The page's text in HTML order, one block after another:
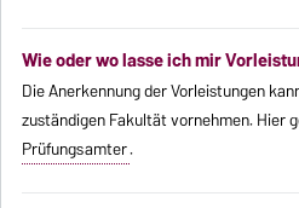
Wie oder wo lasse ich mir
Die Anerkennung der Vorleistungen
zuständigen Fakultät vornehmen. Hier
Prüfungsamter.